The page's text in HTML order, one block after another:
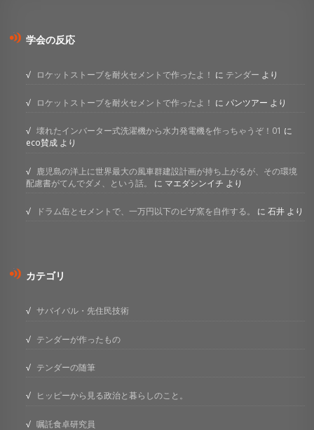
学会の反応
ロケットストーブを耐火セメントで作ったよ！ に テンダー より
ロケットストーブを耐火セメントで作ったよ！ に パンツアー より
壊れたインバーター式洗濯機から水力発電機を作っちゃうぞ！01 に
eco賛成 より
鹿児島の洋上に世界最大の風車群建設計画が持ち上がるが、その環境
配慮書がてんでダメ、という話。
に マエダシンイチ より
ドラム缶とセメントで、一万円以下のピザ窯を自作する。 に石井 より
カテゴリ
サバイバル・先住民技術
テンダーが作ったもの
テンダーの随筆
ヒッピーから見る政治と暮らしのこと。
嘱託食卓研究員